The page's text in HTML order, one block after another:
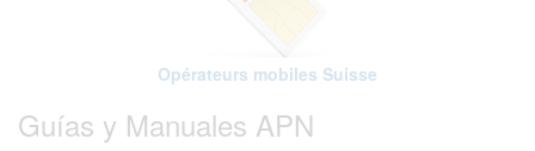
Opérateurs mobiles Suisse
Guías y Manuales APN